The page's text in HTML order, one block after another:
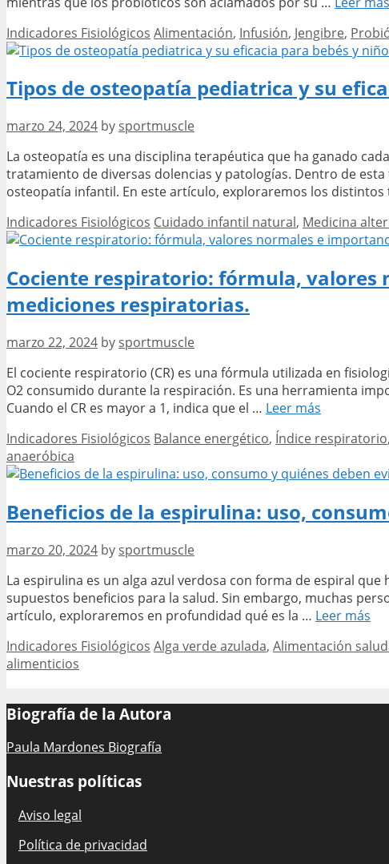
Categories
Indicadores Fisiológicos Tags
Alimentación, Infusión, Jengibre,
Tipos de osteopatía pediatrica y su
marzo 24, 2024 by sportmuscle
La osteopatía es una disciplina terapéutica que ha ganado
tratamiento de diversas dolencias y patologías. Dentro de
osteopatía infantil. En este artículo, exploraremos los
Categories
Indicadores Fisiológicos Tags
Cuidado infantil natural, Medicina
Cociente respiratorio: fórmula,
mediciones respiratorias.
marzo 22, 2024 by sportmuscle
El cociente respiratorio (CR) es una fórmula utilizada en
O2 consumido durante la respiración. Es una herramienta
Cuando el CR es mayor a 1, indica que el … Leer más
fórmula,
normales
mediciones
Categories
Indicadores Fisiológicos Tags
Balance energético, Índice respiratorio,
anaeróbica
Beneficios de la espirulina: uso,
marzo 20, 2024 by sportmuscle
La espirulina es un alga azul verdosa con forma de espiral
supuestos beneficios para la salud. Sin embargo, muchas
artículo, exploraremos en profundidad qué es la … Leer más
la
Categories
Indicadores Fisiológicos Tags
Alga verde azulada, Alimentación
alimenticios
Biografía de la Autora
Paula Mardones Biografía
Nuestras políticas
Aviso legal
Política de privacidad